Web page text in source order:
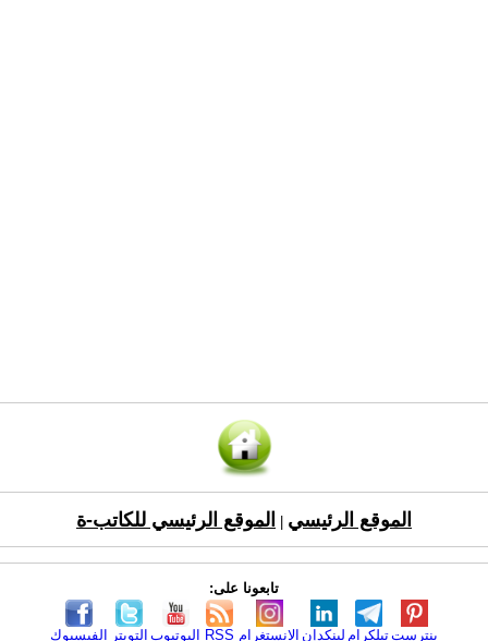
الموقع الرئيسي الموقع الرئيسي للكاتب-ة
تابعونا على:
الفيسبوك التويتر اليوتيوب RSS الانستغرام لينكدإن تيلكرامبنترست